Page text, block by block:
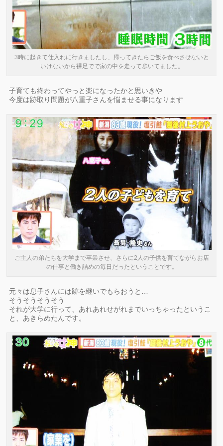
3時に起きて仕入れに行きましたし、帰ってきたらご飯を食べさせないと
いけないから裸足でで家の中を走って歩いてました。
子育ても終わってやっと楽になったかと思いきや
今度は跡取り問題が八重子さんを悩ませる事になります
ご主人の弟たちを大学まで卒業させ、さらに2人の子供を育てながらお店
の仕事と働き詰めの毎日だったということです。
元々は息子さんには跡を継いでもらおうと…
そうそうそうそう
それが大学に行って、あれあれせがれまでいっちゃったというこ
と、あきらめたんです。